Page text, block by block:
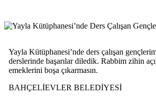
Yayla Kütüphanesi’nde ders çalışan
derslerinde başarılar diledik. Rabbim zihin
emeklerini boşa çıkarmasın.
BAHÇELİEVLER BELEDİYESİ